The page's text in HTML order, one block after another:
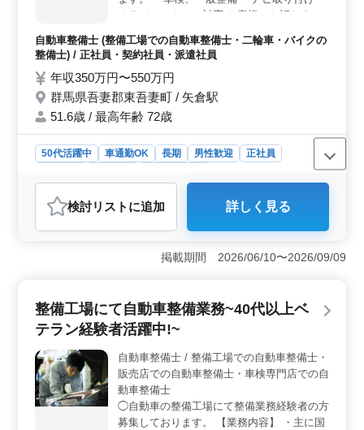
クライアントのご対応 お客様とお話しする
のが好きな方歓迎しております。 経験のあ
る50代を歓迎しております。 ご応募お待ち
しております。
自動車整備士 (整備工場での自動車整備士・二輪車・バイクの
整備士) / 正社員・契約社員・派遣社員
年収350万円〜550万円
群馬県吾妻郡東吾妻町 / 矢倉駅
51.6歳 / 最高年齢 72歳
50代活躍中 車通勤OK 長期 男性歓迎
正社員
おすすめポイント
＜お客様とのコミュニケーション重視＞ お客様との円
滑なコミュニケーションが求められる当工場では、ナビ
取り付けや一般整備の他、クライアントとの対応も重要
な業務です。コミュニケーションスキルを活かしたい方
ています。安定した技術力と豊富な知識を持つ方々が、
当工場での活躍の場を見出せます。 ＜充実した福利
員・派遣社員といった雇用形態から選択でき、車通勤も
可能です。給与は年収360万円から520万円までとなって
おり、通勤手当や交通費支給、福利厚生が充実していま
す。週5日の勤務で、しっかりとした休日制度も整ってお
り、メリハリのある働き方が実現可能です。
検討リスト に追加 詳しく見る
掲載期間 2026/06/10〜2026/09/09
整備工場にて自動車整備業務~40代以上ベ
テラン経験者活躍中!~
自動車整備士 / 整備工場での自動車整備士・
販売店での自動車整備士・車検専門店での自
動車整備士
◯自動車の整備工場にて整備業務経験者の方
募集しております。 【業務内容】 ・主に国